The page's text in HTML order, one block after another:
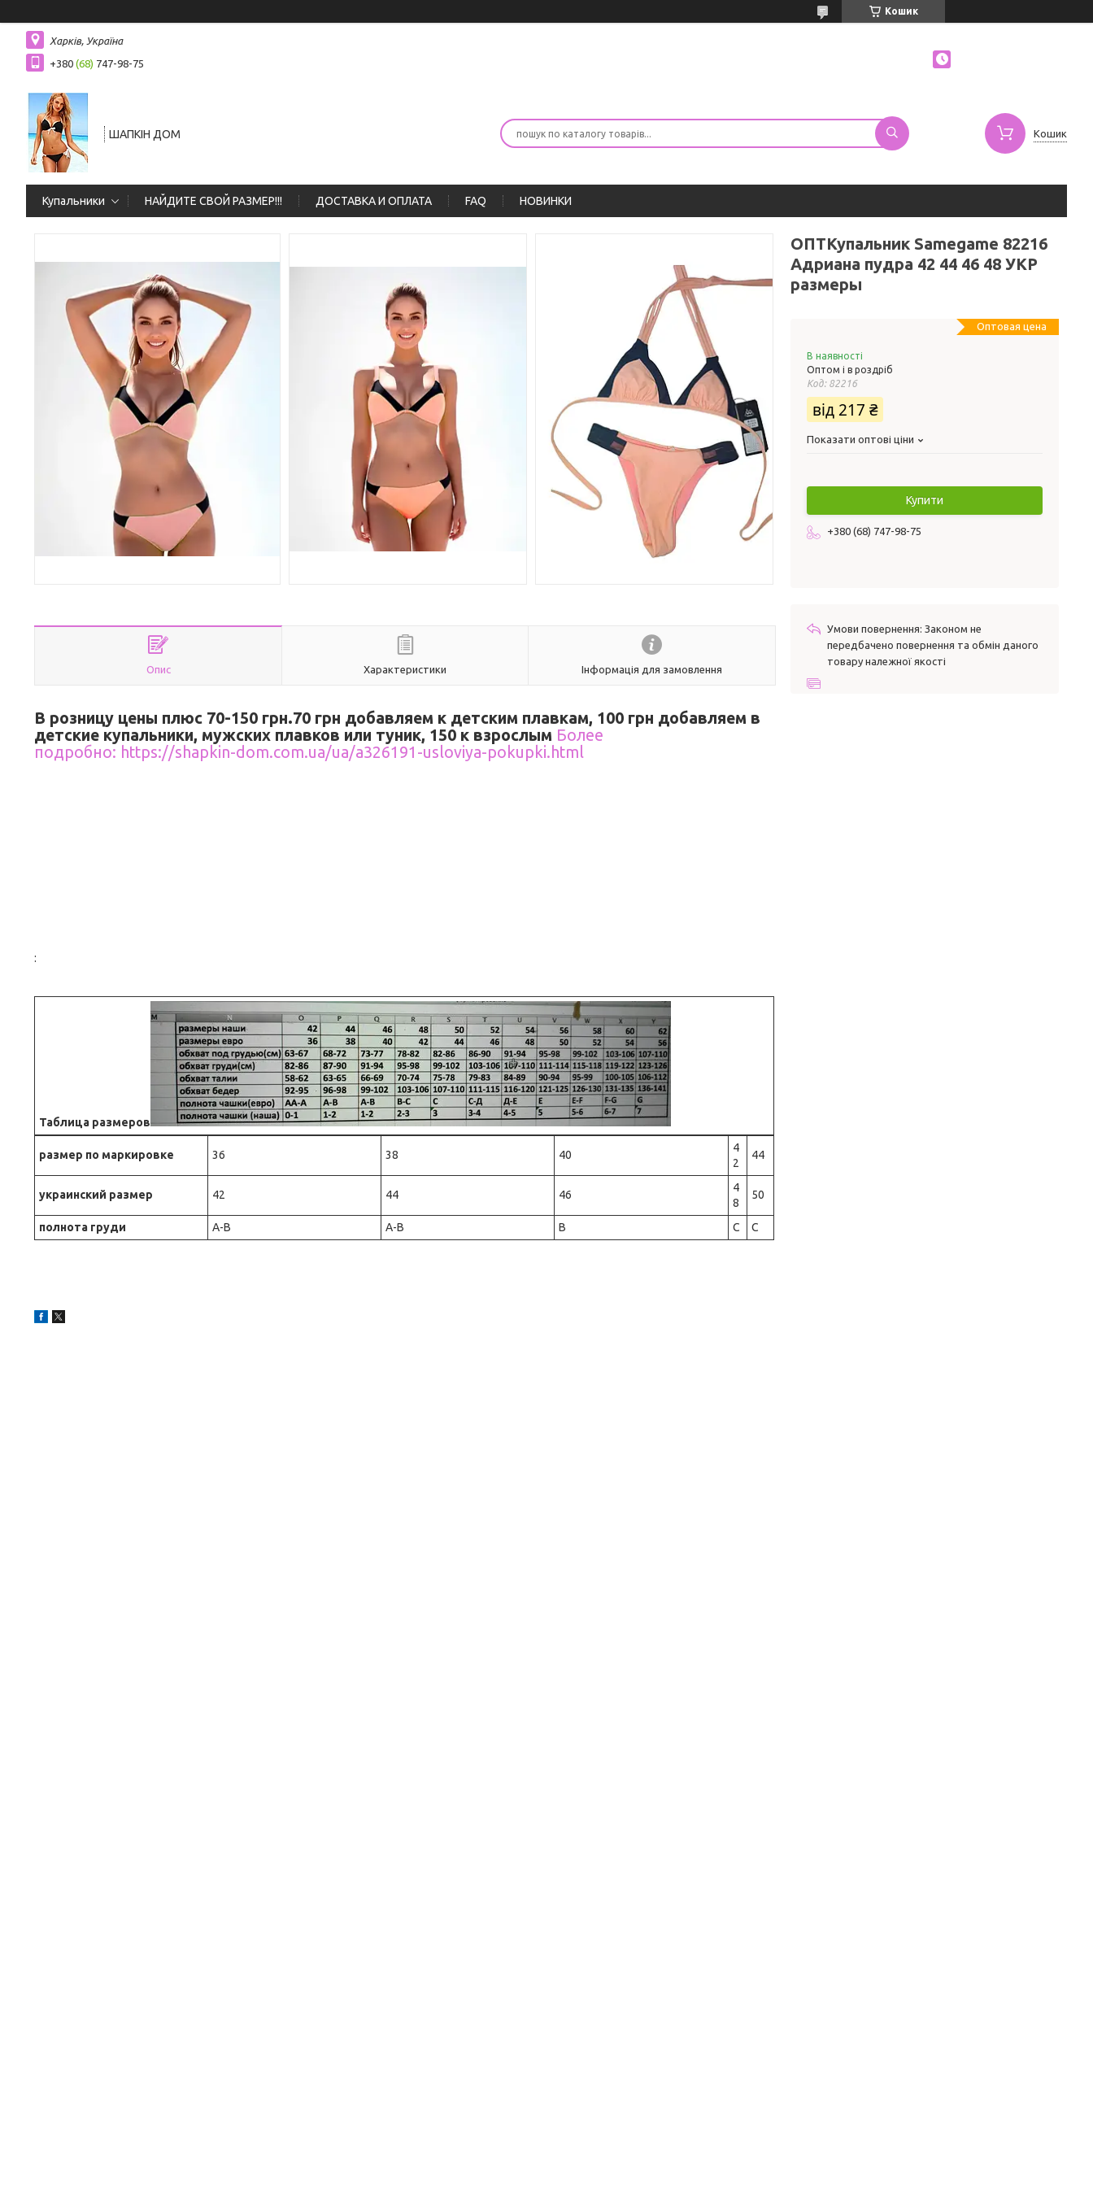
Кошик
Харків, Україна
+380 (68) 747-98-75
ШАПКIН ДОМ Кошик
Купальники НАЙДИТЕ СВОЙ РАЗМЕР!!! ДОСТАВКА И ОПЛАТА FAQ НОВИНКИ
Опис Характеристики Інформація для замовлення
В розницу цены плюс 70-150 грн.70 грн добавляем к детским плавкам, 100 грн добавляем в
детские купальники, мужских плавков или туник, 150 к взрослым Более
подробно: https://shapkin-dom.com.ua/ua/a326191-usloviya-pokupki.html
:
Таблица размеров
размер по маркировке 36 38 40
4
2
44
украинский размер 42 44 46
4
8
50
полнота груди A-B A-B B C C
ОПТКупальник Samegame 82216
Адриана пудра 42 44 46 48 УКР
размеры
Оптовая цена
В наявності
Оптом і в роздріб
Код: 82216
від217 ₴
Показати оптові ціни
Купити
+380 (68) 747-98-75
Законом не
передбачено повернення та обмін даного
товару належної якості